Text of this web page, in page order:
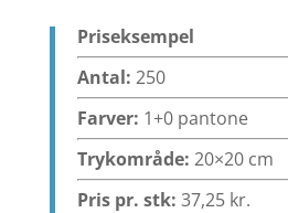
Priseksempel
Antal: 250
Farver: 1+0 pantone
Trykområde: 20×20 cm
Pris pr. stk: 37,25 kr.